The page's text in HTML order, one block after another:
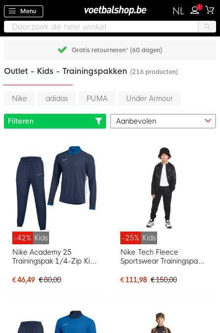
Menu NL 1
Achteraf betalen met Klarna
Outlet - Kids - Trainingspakken (216 producten)
Nike adidas PUMA Under Armour
Filteren
-42% Kids
Nike Academy 25
Trainingspak 1/4-Zip Kids
€ 46,49 € 80,00
-25% Kids
Nike Tech Fleece
Sportswear Trainingspak
€ 111,98 € 150,00